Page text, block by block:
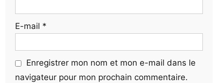
E-mail *
Enregistrer mon nom et mon e-mail dans le
navigateur pour mon prochain commentaire.